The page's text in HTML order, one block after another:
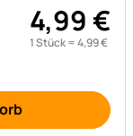
4,99€
1 Stück =4,99€